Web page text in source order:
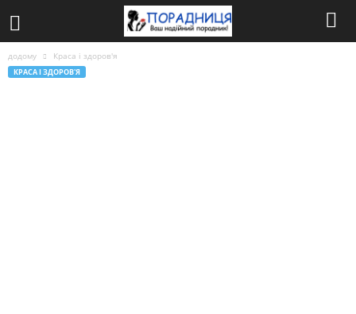
додому Краса і здоров'я
КРАСА І ЗДОРОВ'Я